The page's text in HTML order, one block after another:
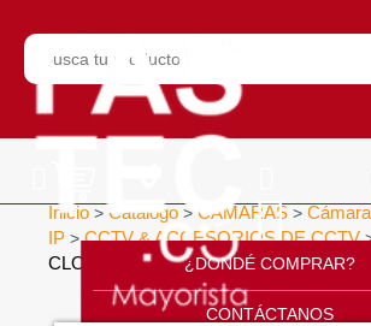
¿DONDÉ COMPRAR?
CONTÁCTANOS
Inicio > Catálogo > CÁMARAS >
IP >CCTV & ACCESORIOS DE CCTV
CLOUD IP HD>